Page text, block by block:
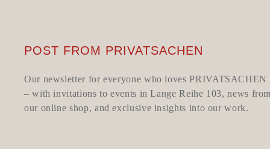
POST FROM PRIVATSACHEN
Our newsletter for everyone who loves PRIVATSACHEN
– with invitations to events in Lange Reihe 103, news
our online shop, and exclusive insights into our work.